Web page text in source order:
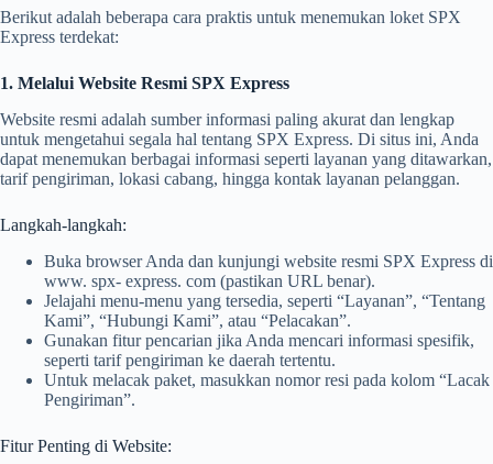
Berikut adalah beberapa cara praktis untuk menemukan loket SPX
Express terdekat:
1. Melalui Website Resmi SPX Express
Website resmi adalah sumber informasi paling akurat dan lengkap
untuk mengetahui segala hal tentang SPX Express. Di situs ini, Anda
dapat menemukan berbagai informasi seperti layanan yang ditawarkan,
tarif pengiriman, lokasi cabang, hingga kontak layanan pelanggan.
Langkah-langkah:
Buka browser Anda dan kunjungi website resmi SPX Express di
www. spx- express. com (pastikan URL benar).
Jelajahi menu-menu yang tersedia, seperti “Layanan”, “Tentang
Kami”, “Hubungi Kami”, atau “Pelacakan”.
Gunakan fitur pencarian jika Anda mencari informasi spesifik,
seperti tarif pengiriman ke daerah tertentu.
Untuk melacak paket, masukkan nomor resi pada kolom “Lacak
Pengiriman”.
Fitur Penting di Website: